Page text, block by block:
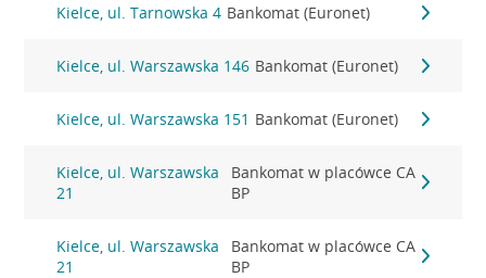
Kielce, ul. Tarnowska 4 Bankomat (Euronet)
Kielce, ul. Warszawska 146 Bankomat (Euronet)
Kielce, ul. Warszawska 151 Bankomat (Euronet)
Kielce, ul. Warszawska
21
Bankomat w placówce CA
BP
Kielce, ul. Warszawska
21
Bankomat w placówce CA
BP